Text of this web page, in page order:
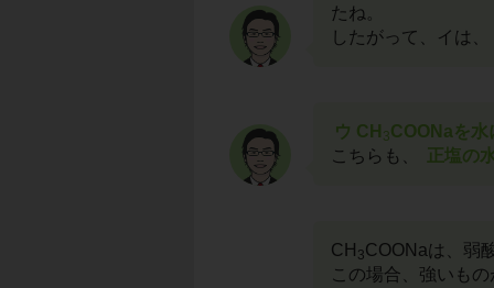
たね。
したがって、イは、
ウ CH 3COONaを
こちらも、
正塩の
CH 3COONaは、弱
この場合、強いも